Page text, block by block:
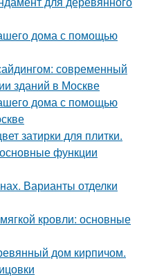
дома с помощью
современный
зданий в Москве
дома с помощью
затирки для плитки.
функции
Варианты отделки
кровли: основные
дом кирпичом.